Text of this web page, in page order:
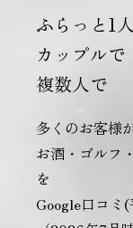
ふらっと1
カップルで
複数人で
多くのお客様
お酒・ゴルフ
を
Google口コ